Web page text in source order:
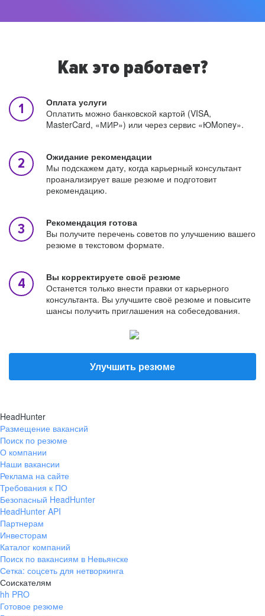
Как это работает?
Оплата услуги
Оплатить можно банковской картой (VISA,
MasterCard, «МИР») или через сервис «ЮMoney».
Ожидание рекомендации
Мы подскажем дату, когда карьерный консультант
проанализирует ваше резюме и подготовит
рекомендацию.
Рекомендация готова
Вы получите перечень советов по улучшению вашего
резюме в текстовом формате.
Вы корректируете своё резюме
Останется только внести правки от карьерного
консультанта. Вы улучшите своё резюме и повысите
шансы получить приглашения на собеседования.
Улучшить резюме
HeadHunter
Размещение вакансий
Поиск по резюме
О компании
Наши вакансии
Реклама на сайте
Требования к ПО
Безопасный HeadHunter
HeadHunter API
Партнерам
Инвесторам
Каталог компаний
Поиск по вакансиям в Невьянске
Сетка: соцсеть для нетворкинга
Соискателям
hh PRO
Готовое резюме